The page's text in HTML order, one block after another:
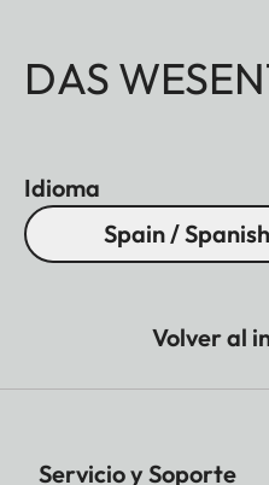
DAS
Idioma
Spain / Spanish
Volver al
Servicio y Soporte